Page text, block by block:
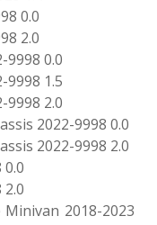
0.0
2.0
9998 0.0
9998 1.5
9998 2.0
2022-9998 0.0
2022-9998 2.0
0.0
2.0
2018-2023